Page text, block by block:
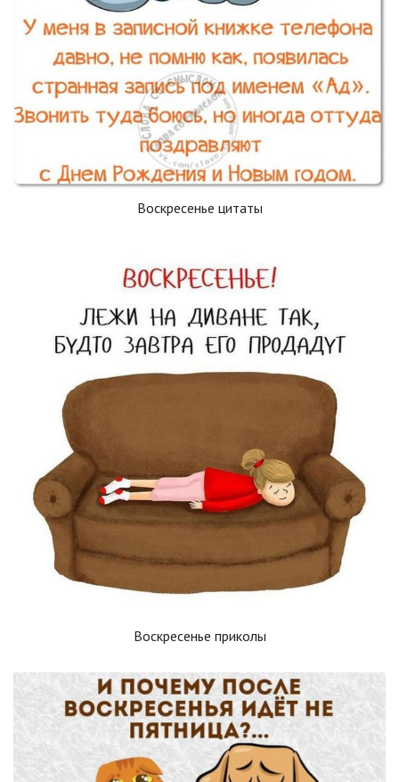
Воскресенье цитаты
Воскресенье приколы